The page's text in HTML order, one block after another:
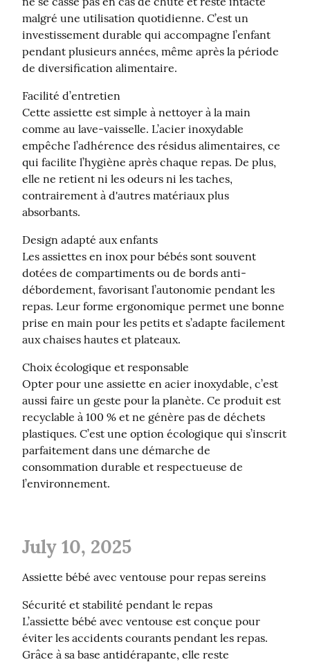
malgré une utilisation quotidienne. C’est un
investissement durable qui accompagne l’enfant
pendant plusieurs années, même après la période
de diversification alimentaire.
Facilité d’entretien
Cette assiette est simple à nettoyer à la main
comme au lave-vaisselle. L’acier inoxydable
empêche l’adhérence des résidus alimentaires, ce
qui facilite l’hygiène après chaque repas. De plus,
elle ne retient ni les odeurs ni les taches,
contrairement à d'autres matériaux plus
absorbants.
Design adapté aux enfants
Les assiettes en inox pour bébés sont souvent
dotées de compartiments ou de bords anti-
débordement, favorisant l’autonomie pendant les
repas. Leur forme ergonomique permet une bonne
prise en main pour les petits et s’adapte facilement
aux chaises hautes et plateaux.
Choix écologique et responsable
Opter pour une assiette en acier inoxydable, c’est
aussi faire un geste pour la planète. Ce produit est
recyclable à 100 % et ne génère pas de déchets
plastiques. C’est une option écologique qui s’inscrit
parfaitement dans une démarche de
consommation durable et respectueuse de
l’environnement.
July 10, 2025
Assiette bébé avec ventouse pour repas sereins
Sécurité et stabilité pendant le repas
L’assiette bébé avec ventouse est conçue pour
éviter les accidents courants pendant les repas.
Grâce à sa base antidérapante, elle reste